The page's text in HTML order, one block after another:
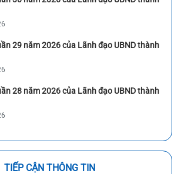
29 năm 2026 của Lãnh đạo UBND thành
28 năm 2026 của Lãnh đạo UBND thành
TIẾP CẬN THÔNG TIN